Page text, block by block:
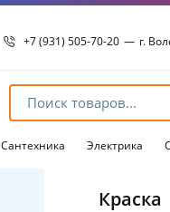
+7 (931) 505-70-20 — г.
8 8172 54-15-98
8 8172 54-15-96
г.
Сантехника Электрика
Краска